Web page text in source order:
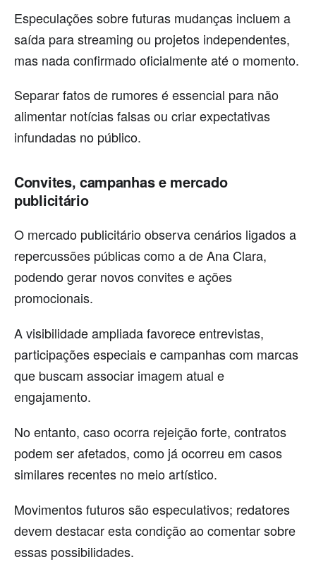
Especulações sobre futuras mudanças incluem a
saída para streaming ou projetos independentes,
mas nada confirmado oficialmente até o momento.
Separar fatos de rumores é essencial para não
alimentar notícias falsas ou criar expectativas
infundadas no público.
Convites, campanhas e mercado
publicitário
O mercado publicitário observa cenários ligados a
repercussões públicas como a de Ana Clara,
podendo gerar novos convites e ações
promocionais.
A visibilidade ampliada favorece entrevistas,
participações especiais e campanhas com marcas
que buscam associar imagem atual e
engajamento.
No entanto, caso ocorra rejeição forte, contratos
podem ser afetados, como já ocorreu em casos
similares recentes no meio artístico.
Movimentos futuros são especulativos; redatores
devem destacar esta condição ao comentar sobre
essas possibilidades.